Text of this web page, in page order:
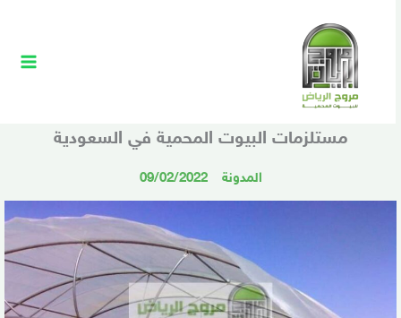
مستلزمات البيوت المحمية في السعودية
المدونة 09/02/2022